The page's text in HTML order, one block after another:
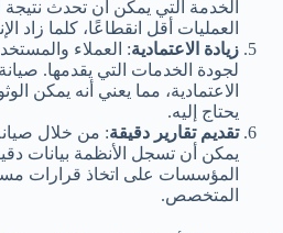
الخدمة التي يمكن أن تحدث
العمليات أقل انقطاعًا، كلما زاد
زيادة الاعتمادية: العملاء
لجودة الخدمات التي يقدمها.
الاعتمادية، مما يعني أنه يمكن
يحتاج إليه.
تقديم تقارير دقيقة: من خلال
يمكن أن تسجل الأنظمة بيانات
المؤسسات على اتخاذ قرارات
المتخصص.